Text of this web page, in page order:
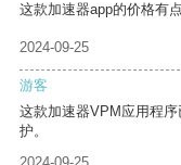
这款加速器app的价格有
2024-09-25
游客
这款加速器VPM应用程
护。